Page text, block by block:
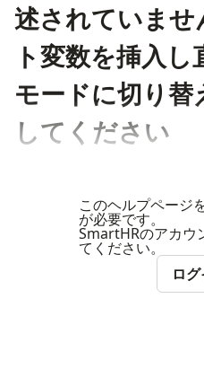
述されていま
ト変数を挿入
モードに切り替
してください
このヘルプページ
が必要です。
SmartHRのアカウ
てください。
ロ